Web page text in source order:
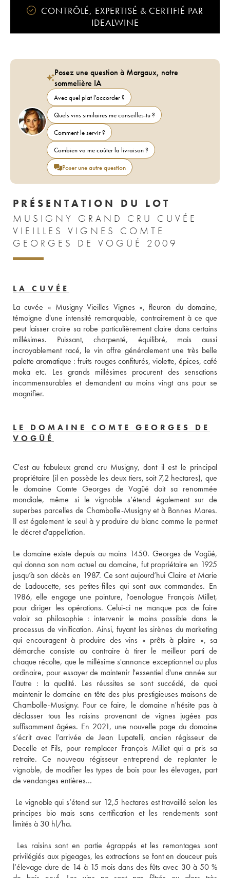
CONTRÔLÉ, EXPERTISÉ & CERTIFIÉ PAR
IDEALWINE
Posez une question à Margaux, notre
sommelière IA
Avec quel plat l'accorder ?
Quels vins similaires me conseilles-tu ?
Comment le servir ?
Combien va me coûter la livraison ?
Poser une autre question
PRÉSENTATION DU LOT
MUSIGNY GRAND CRU CUVÉE
VIEILLES VIGNES COMTE
GEORGES DE VOGÜÉ 2009
LA CUVÉE
La cuvée « Musigny Vieilles Vignes », fleuron du domaine,
témoigne d'une intensité remarquable, contrairement à ce que
peut laisser croire sa robe particulièrement claire dans certains
millésimes. Puissant, charpenté, équilibré, mais aussi
incroyablement racé, le vin offre généralement une très belle
palette aromatique : fruits rouges confiturés, violette, épices, café
moka etc. Les grands millésimes procurent des sensations
incommensurables et demandent au moins vingt ans pour se
magnifier.
LE DOMAINE COMTE GEORGES DE
VOGÜÉ
C'est au fabuleux grand cru Musigny, dont il est le principal
propriétaire (il en possède les deux tiers, soit 7,2 hectares), que
le domaine Comte Georges de Vogüé doit sa renommée
mondiale, même si le vignoble s’étend également sur de
superbes parcelles de Chambolle-Musigny et à Bonnes Mares.
Il est également le seul à y produire du blanc comme le permet
Le domaine existe depuis au moins 1450. Georges de Vogüé,
qui donna son nom actuel au domaine, fut propriétaire en 1925
jusqu’à son décès en 1987. Ce sont aujourd’hui Claire et Marie
de Ladoucette, ses petites-filles qui sont aux commandes. En
1986, elle engage une pointure, l'oenologue François Millet,
pour diriger les opérations. Celui-ci ne manque pas de faire
valoir sa philosophie : intervenir le moins possible dans le
processus de vinification. Ainsi, fuyant les sirènes du marketing
qui encouragent à produire des vins « prêts à plaire », sa
démarche consiste au contraire à tirer le meilleur parti de
chaque récolte, que le millésime s'annonce exceptionnel ou plus
ordinaire, pour essayer de maintenir l'essentiel d'une année sur
l'autre : la qualité. Les réussites se sont succédé, de quoi
maintenir le domaine en tête des plus prestigieuses maisons de
Chambolle-Musigny. Pour ce faire, le domaine n'hésite pas à
déclasser tous les raisins provenant de vignes jugées pas
suffisamment âgées. En 2021, une nouvelle page du domaine
s’écrit avec l’arrivée de Jean Lupatelli, ancien régisseur de
Decelle et Fils, pour remplacer François Millet qui a pris sa
retraite. Ce nouveau régisseur entreprend de replanter le
vignoble, de modifier les types de bois pour les élevages, part
Le vignoble qui s’étend sur 12,5 hectares est travaillé selon les
principes bio mais sans certification et les rendements sont
Les raisins sont en partie égrappés et les remontages sont
privilégiés aux pigeages, les extractions se font en douceur puis
l’élevage dure de 14 à 15 mois dans des fûts avec 30 à 50 %